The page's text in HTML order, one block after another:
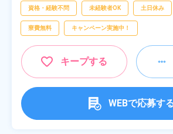
資格・経験不問 未経験者OK 土日休み
寮費無料 キャンペーン実施中！
キープする
WEBで応募す